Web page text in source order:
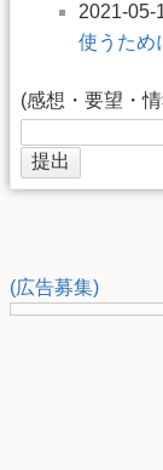
2021-05-
使うため
(感想・要望・
(広告募集)